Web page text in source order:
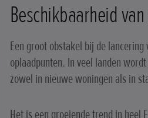
Beschikbaarheid
Een groot obstakel bij de
oplaadpunten. In veel landen
zowel in nieuwe woningen als in
Het is een groeiende trend in heel